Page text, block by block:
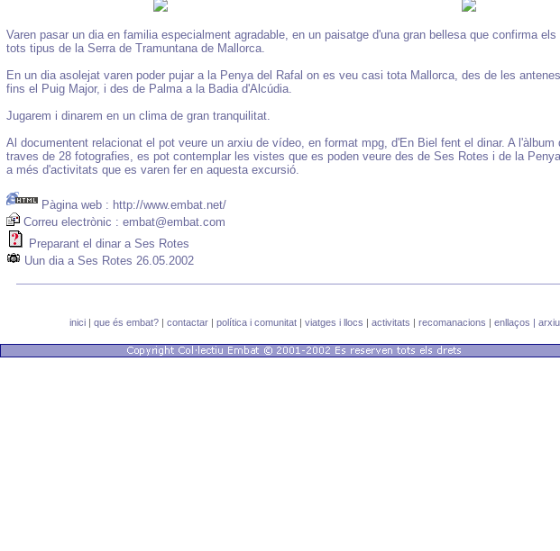
Varen pasar un dia en familia especialment agradable, en un paisatge d'una gran bellesa que confirma els
tots tipus de la Serra de Tramuntana de Mallorca.
En un dia asolejat varen poder pujar a la Penya del Rafal on es veu casi tota Mallorca, des de les
fins el Puig Major, i des de Palma a la Badia d'Alcúdia.
Jugarem i dinarem en un clima de gran tranquilitat.
Al documentent relacionat el pot veure un arxiu de vídeo, en format mpg, d'En Biel fent el dinar. A l'àlbum
traves de 28 fotografies, es pot contemplar les vistes que es poden veure des de Ses Rotes i de la
a més d'activitats que es varen fer en aquesta excursió.
Pàgina web : http://www.embat.net/
Correu electrònic : embat@embat.com
Preparant el dinar a Ses Rotes
Uun dia a Ses Rotes 26.05.2002
inici | que és embat? | contactar | política i comunitat | viatges i llocs | activitats | recomanacions | enllaços | arxiu